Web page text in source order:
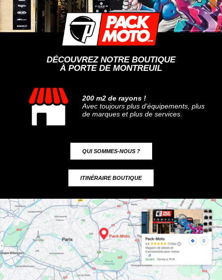
DÉCOUVREZ NOTRE BOUTIQUE
À PORTE DE MONTREUIL
200 m2 de rayons !
Avec toujours plus d'équipements, plus
de marques et plus de services.
QUI SOMMES-NOUS ?
ITINÉRAIRE BOUTIQUE